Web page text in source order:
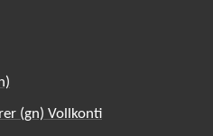
(gn) Vollkonti